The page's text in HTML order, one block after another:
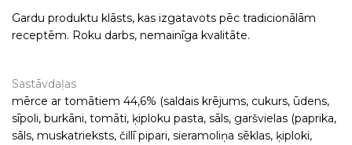
Gardu produktu klāsts, kas izgatavots pēc tradicionālām
receptēm. Roku darbs, nemainīga kvalitāte.
Sastāvdaļas
mērce ar tomātiem 44,6% (saldais krējums, cukurs, ūdens,
sīpoli, burkāni, tomāti, ķiploku pasta, sāls, garšvielas (paprika,
sāls, muskatrieksts, čillī pipari, sieramoliņa sēklas, ķiploki,